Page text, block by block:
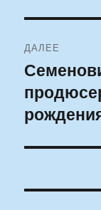
ДАЛЕЕ
Следующая
запись: